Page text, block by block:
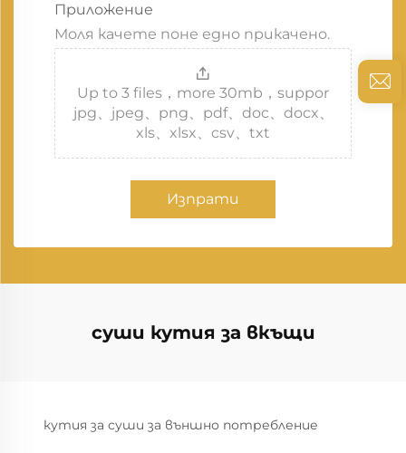
Приложение
Моля качете поне едно прикачено.
Up to 3 files，more 30mb，suppor
jpg、jpeg、png、pdf、doc、docx、
xls、xlsx、csv、txt
Изпрати
суши кутия за вкъщи
кутия за суши за външно потребление